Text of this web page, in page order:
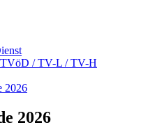
TVöD / TV-L / TV-H
2026
2026